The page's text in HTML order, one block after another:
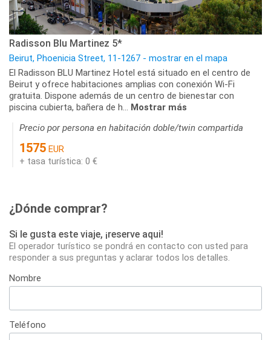
Radisson Blu Martinez 5*
Beirut, Phoenicia Street, 11-1267 - mostrar en el mapa
El Radisson BLU Martinez Hotel está situado en el centro de
Beirut y ofrece habitaciones amplias con conexión Wi-Fi
gratuita. Dispone además de un centro de bienestar con
piscina cubierta, bañera de h... Mostrar más
Precio por persona en habitación doble/twin compartida
1575 EUR
+ tasa turística: 0 €
¿Dónde comprar?
Si le gusta este viaje, ¡reserve aqui!
El operador turístico se pondrá en contacto con usted para
responder a sus preguntas y aclarar todos los detalles.
Nombre
Teléfono